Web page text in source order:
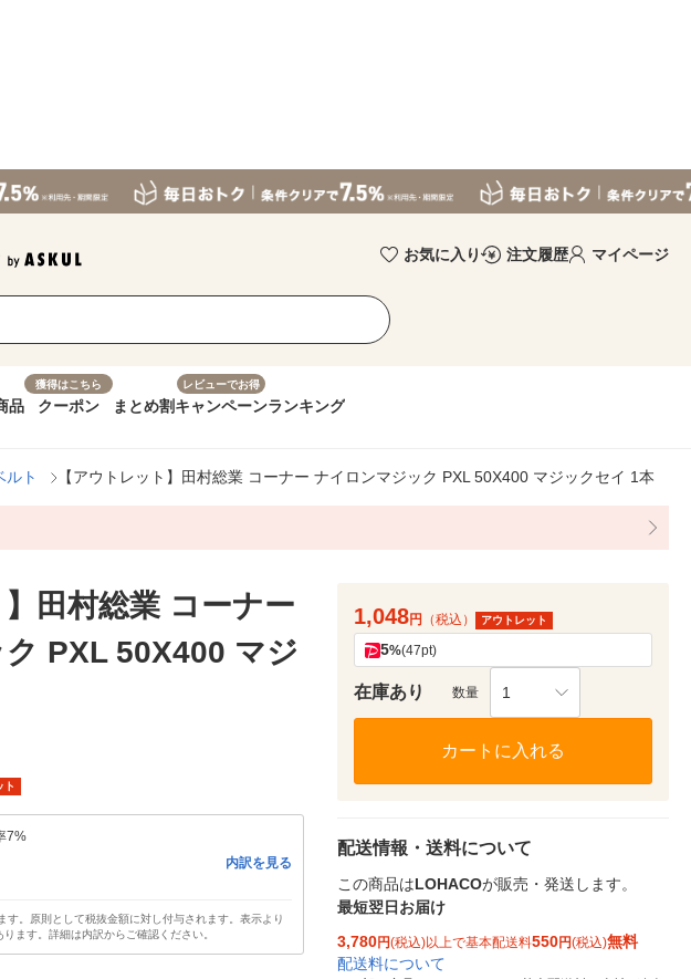
お気に入り 注文履歴 マイページ
品
獲得はこちら
クーポン まとめ割
レビューでお得
キャンペーンランキング
ルト 【アウトレット】田村総業 コーナー ナイロンマジック PXL 50X400 マジックセイ 1本
】田村総業 コーナー
PXL 50X400 マジ
ト
7%
内訳を見る
す。原則として税抜金額に対し付与されます。表示より
ます。詳細は内訳からご確認ください。
1,048円 （税込） アウトレット
5%(47pt)
在庫あり 数量 1
カートに入れる
配送情報・送料について
この商品はLOHACOが販売・発送します。
最短翌日お届け
3,780円(税込)以上で基本配送料550円(税込)無料
配送料について